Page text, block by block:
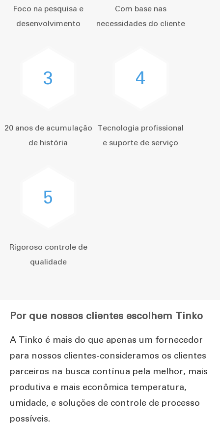
Foco na pesquisa e
desenvolvimento
Com base nas
necessidades do cliente
3
20 anos de acumulação
de história
4
Tecnologia profissional
e suporte de serviço
5
Rigoroso controle de
qualidade
Por que nossos clientes escolhem Tinko
A Tinko é mais do que apenas um fornecedor
para nossos clientes-consideramos os clientes
parceiros na busca contínua pela melhor, mais
produtiva e mais econômica temperatura,
umidade, e soluções de controle de processo
possíveis.